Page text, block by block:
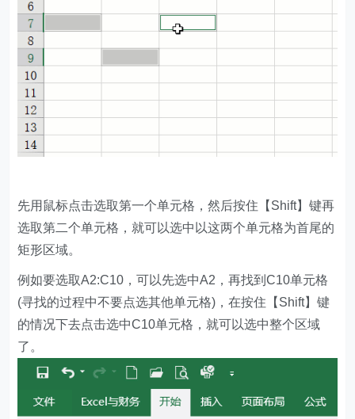
先用鼠标点击选取第一个单元格，然后按住【Shift】键再
选取第二个单元格，就可以选中以这两个单元格为首尾的
矩形区域。
例如要选取A2:C10，可以先选中A2，再找到C10单元格
(寻找的过程中不要点选其他单元格)，在按住【Shift】键
的情况下去点击选中C10单元格，就可以选中整个区域
了。